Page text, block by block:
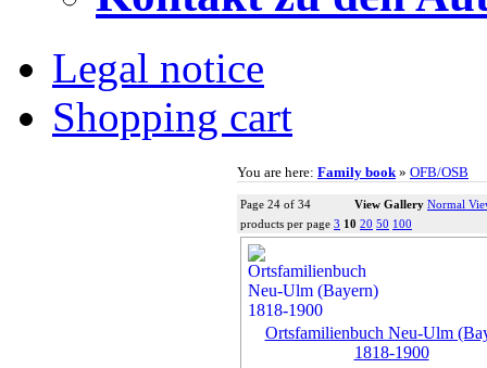
Legal notice
Shopping cart
You are here: Family book » OFB/OSB
Page 24 of 34 View Gallery Normal
products per page 3 10 20 50 100
Ortsfamilienbuch Neu-Ulm
1818-1900